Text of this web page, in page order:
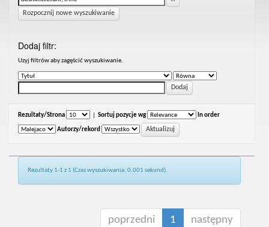
Rozpocznij nowe wyszukiwanie
Dodaj filtr:
Uzyj filtrów aby zagęścić wyszukiwanie.
Rezultaty/Strona Sortuj pozycje wg In order
Autorzy/rekord
Rezultaty 1-1 z 1 (Czas wyszukiwania: 0.001 sekund).
poprzedni 1 następny